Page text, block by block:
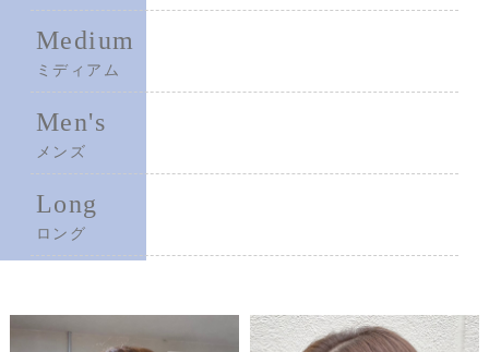
Medium
ミディアム
Men's
メンズ
Long
ロング